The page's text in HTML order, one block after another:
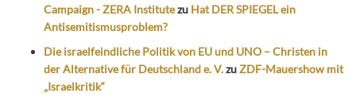
Campaign - ZERA Institutezu Hat DER SPIEGEL ein
Antisemitismusproblem?
Die israelfeindliche Politik von EU und UNO – Christen in
der Alternative für Deutschland e. V.zuZDF-Mauershow mit
„Israelkritik“